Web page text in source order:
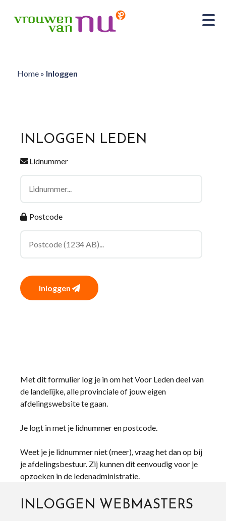
Home» Inloggen
INLOGGEN LEDEN
Lidnummer
Postcode
Inloggen
Met dit formulier log je in om het Voor Leden deel van
de landelijke, alle provinciale of jouw eigen
afdelingswebsite te gaan.
Je logt in met je lidnummer en postcode.
Weet je je lidnummer niet (meer), vraag het dan op bij
je afdelingsbestuur. Zij kunnen dit eenvoudig voor je
opzoeken in de ledenadministratie.
INLOGGEN WEBMASTERS